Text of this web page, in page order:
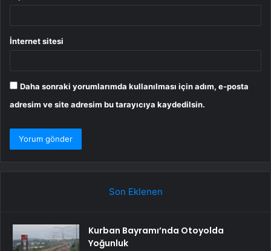
İnternet sitesi
Daha sonraki yorumlarımda kullanılması için adım, e-posta
adresim ve site adresim bu tarayıcıya kaydedilsin.
Son Eklenen
Kurban Bayramı’nda Otoyolda
Yoğunluk